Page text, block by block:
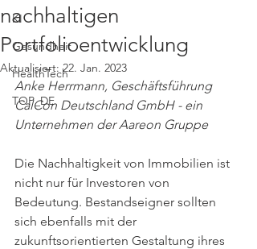
KI
Gesundheit
HealthTech
TOP_DE
nachhaltigen
Portfolioentwicklung
Aktualisiert: 22. Jan. 2023
Anke Herrmann, Geschäftsführung
CalCon Deutschland GmbH - ein
Unternehmen der Aareon Gruppe
Die Nachhaltigkeit von Immobilien ist
nicht nur für Investoren von
Bedeutung. Bestandseigner sollten
sich ebenfalls mit der
zukunftsorientierten Gestaltung ihres